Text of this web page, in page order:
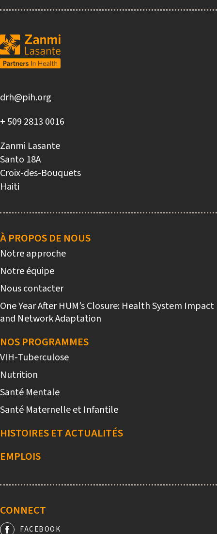
drh@pih.org
+ 509 2813 0016
Zanmi Lasante
Santo 18A
Croix-des-Bouquets
Haiti
CONNECT
FACEBOOK
navigation
À PROPOS DE NOUS
Notre approche
Notre équipe
Nous contacter
One Year After HUM’s Closure: Health System Impact
and Network Adaptation
NOS PROGRAMMES
VIH-Tuberculose
Nutrition
Santé Mentale
Santé Maternelle et Infantile
HISTOIRES ET ACTUALITÉS
EMPLOIS